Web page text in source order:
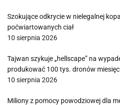
Szokujące odkrycie w nielegalnej
poćwiartowanych ciał
10 sierpnia 2026
Tajwan szykuje „hellscape” na
produkować 100 tys. dronów
10 sierpnia 2026
Miliony z pomocy powodziowej dla